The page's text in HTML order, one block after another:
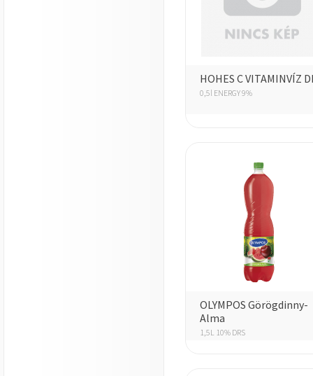
HOHES C VITAMINVÍZ
0,5l ENERGY 9%
OLYMPOS Görögdinny-
Alma
1,5L 10% DRS